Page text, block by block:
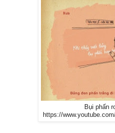
Bụi phấn
https://